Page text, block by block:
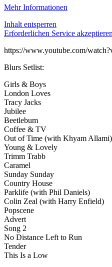
Mehr Informationen
Inhalt entsperren
Erforderlichen Service
https://www.youtube.com/
Blurs Setlist:
Girls & Boys
London Loves
Tracy Jacks
Jubilee
Beetlebum
Coffee & TV
Out of Time (with Khyam Allami)
Young & Lovely
Trimm Trabb
Caramel
Sunday Sunday
Country House
Parklife (with Phil Daniels)
Colin Zeal (with Harry Enfield)
Popscene
Advert
Song 2
No Distance Left to Run
Tender
This Is a Low